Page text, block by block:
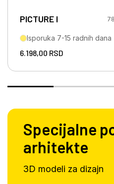
PICTURE I
Isporuka 7-15 radnih dana
6.198,00 RSD
Specijalne
arhitekte
3D modeli za dizajn